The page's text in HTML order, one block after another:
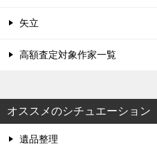
矢立
高額査定対象作家一覧
オススメのシチュエーション
遺品整理